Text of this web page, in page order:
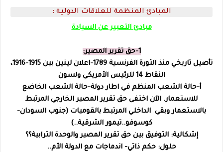
المبادئ المنظمة للعلاقات الدولية :
مبادئ التعبير عن السيادة
1-حق تقرير المصير:
تأصيل تاريخي منذ الثورة الفرنسية 1789-اعلان لينين بين 1915-1916،
النقاط 14 للرئيس الأمريكي ولسون
أ-حالة الشعب المنظم في اطار دولة-حالة الشعب الخاضع
للاستعمار. الآن اختفى حق تقرير المصير الخارجي المرتبط
بالاستعمار وبقي الداخلي المرتبط بالقوميات (جنوب السودان-
كوسوفو..تيمور الشرقية..)
إشكالية: التوفيق بين حق تقرير المصير والوحدة الترابية؟؟
حلول: حكم ذاتي- اندماجات مع الدولة الأم..